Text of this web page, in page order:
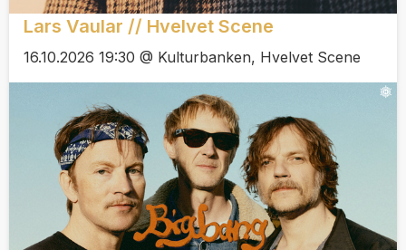
Lars Vaular // Hvelvet Scene
16.10.2026 19:30 @ Kulturbanken, Hvelvet Scene